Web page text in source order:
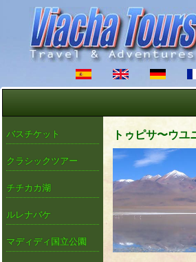
バスチケット
クラシックツアー
チチカカ湖
ルレナバケ
マディディ国立公園
トゥピサ〜ウユ